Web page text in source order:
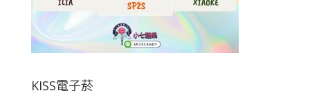
KISS電子菸